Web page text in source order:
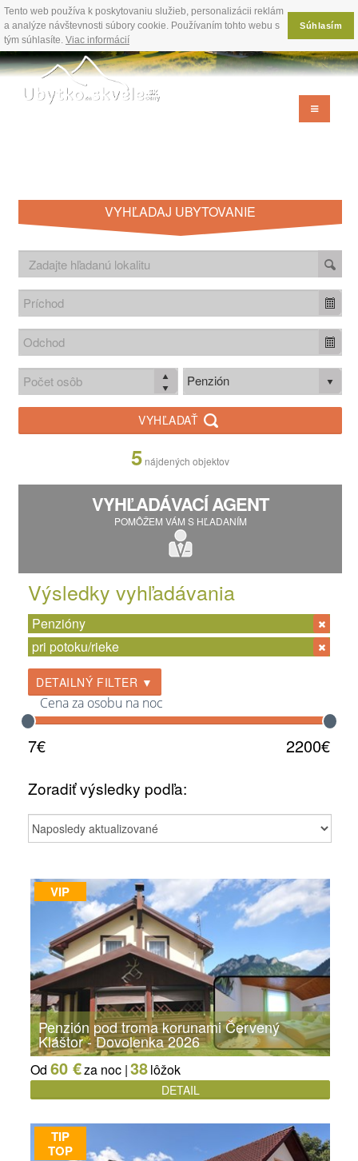
Tento web používa k poskytovaniu služieb, personalizácii reklám
a analýze návštevnosti súbory cookie. Používaním tohto webu s
tým súhlasíte. Viac informácií
Súhlasím
VYHĽADAJ UBYTOVANIE
Penzión
VYHĽADAŤ
5 nájdených objektov
VYHĽADÁVACÍ AGENT
POMÔŽEM VÁM S HĽADANÍM
Výsledky vyhľadávania
Penzióny
pri potoku/rieke
DETAILNÝ FILTER ▼
Cena za osobu na noc
7€ 2200€
Zoradiť výsledky podľa:
VIP
Penzión pod troma korunami Červený
Kláštor - Dovolenka 2026
Od 60 €za noc |38lôžok
DETAIL
TIP
TOP